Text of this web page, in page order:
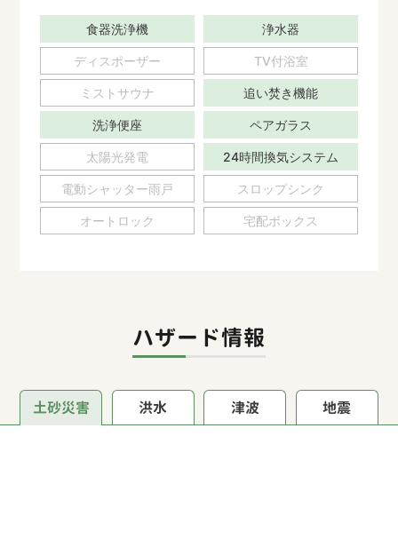
食器洗浄機 浄水器
ディスポーザー TV付浴室
ミストサウナ 追い焚き機能
洗浄便座 ペアガラス
太陽光発電 24時間換気システム
電動シャッター雨戸 スロップシンク
オートロック 宅配ボックス
ハザード情報
土砂災害 洪水 津波 地震